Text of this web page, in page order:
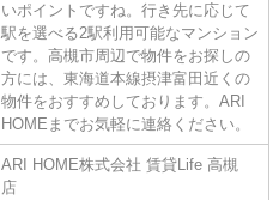
いポイントですね。行き先に応じて
駅を選べる2駅利用可能なマンション
です。高槻市周辺で物件をお探しの
方には、東海道本線摂津富田近くの
物件をおすすめしております。ARI
HOMEまでお気軽に連絡ください。
ARI HOME株式会社 賃貸Life 高槻
店